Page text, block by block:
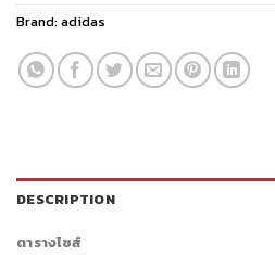
Brand:adidas
DESCRIPTION
ตารางไซส์